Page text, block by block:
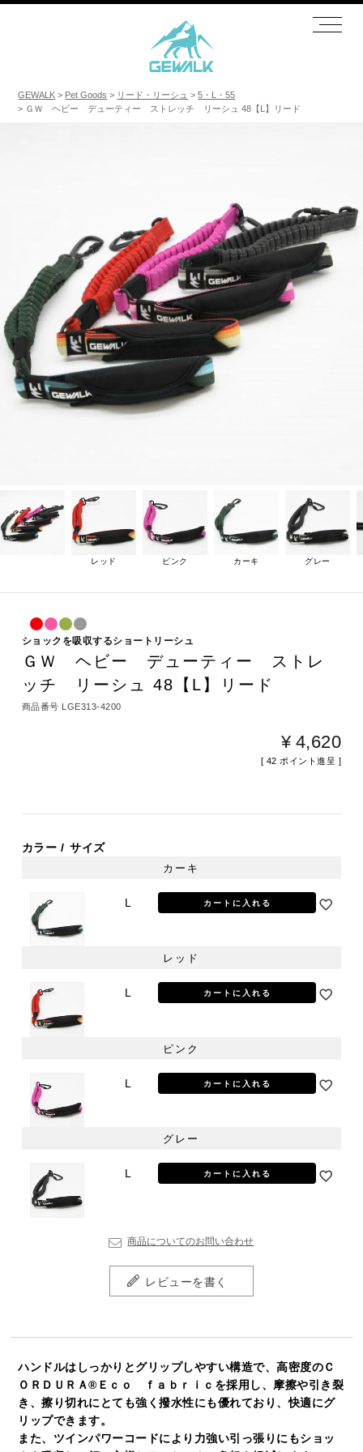
GEWALK Pet Goods リード・リーシュ
5・L・55
ＧＷ ヘビー デューティー ストレッチ リーシュ 48【L】リード
レッド ピンク カーキ グレー
ショックを吸収するショートリーシュ
ＧＷ ヘビー デューティー ストレ
ッチ リーシュ 48【L】リード
商品番号 LGE313-4200
¥ 4,620
[ 42 ポイント進呈 ]
カラー サイズ
カーキ
L カートに入れる
レッド
L カートに入れる
ピンク
L カートに入れる
グレー
L カートに入れる
商品についてのお問い合わせ
レビューを書く
ハンドルはしっかりとグリップしやすい構造で、高密度のＣ
ＯＲＤＵＲＡ®Ｅｃｏ ｆａｂｒｉｃを採用し、摩擦や引き裂
き、擦り切れにとても強く撥水性にも優れており、快適にグ
リップできます。
また、ツインパワーコードにより力強い引っ張りにもショッ